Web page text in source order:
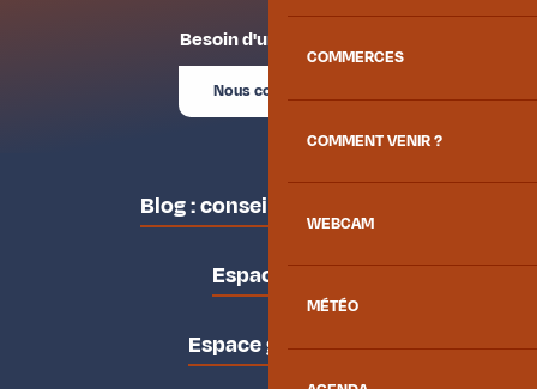
COMMERCES
COMMENT VENIR ?
WEBCAM
MÉTÉO
Besoin d'un conseil ?
Nous contacter
Blog : conseils des locaux
Espace pro
Espace groupes